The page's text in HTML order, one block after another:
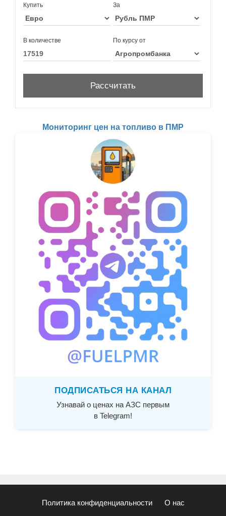
Купить За
В количестве По курсу от
Мониторинг цен на топливо в ПМР
ПОДПИСАТЬСЯ НА КАНАЛ
Узнавай о ценах на АЗС первым
в Telegram!
Политика конфиденциальности О нас